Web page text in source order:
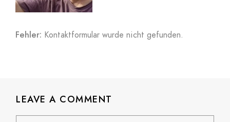
Fehler: Kontaktformular wurde nicht gefunden.
LEAVE A COMMENT